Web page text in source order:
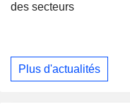
des secteurs
Plus d'actualités